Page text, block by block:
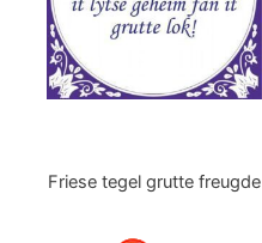
Friese tegel grutte freugde